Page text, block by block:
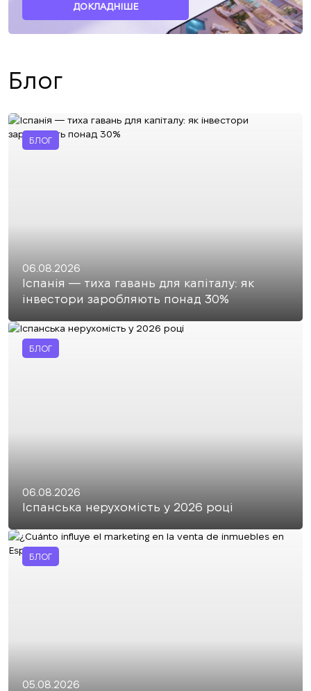
ДОКЛАДНІШЕ
Блог
БЛОГ
06.08.2026
Іспанія — тиха гавань для капіталу: як
інвестори заробляють понад 30%
БЛОГ
06.08.2026
Іспанська нерухомість у 2026 році
БЛОГ
05.08.2026